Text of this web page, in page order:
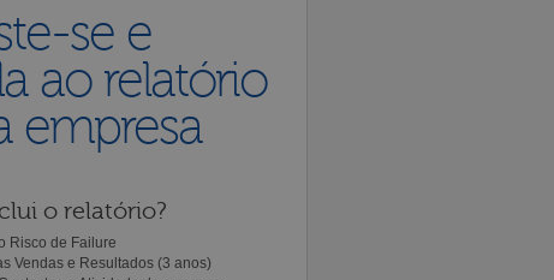
se e
ao relatório
empresa
o relatório?
Risco de Failure
Vendas e Resultados (3 anos)